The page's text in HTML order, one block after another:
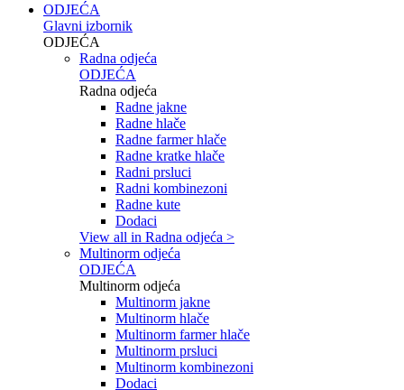
ODJEĆA
Glavni izbornik
ODJEĆA
Radna odjeća
ODJEĆA
Radna odjeća
Radne jakne
Radne hlače
Radne farmer hlače
Radne kratke hlače
Radni prsluci
Radni kombinezoni
Radne kute
Dodaci
View all in Radna odjeća >
Multinorm odjeća
ODJEĆA
Multinorm odjeća
Multinorm jakne
Multinorm hlače
Multinorm farmer hlače
Multinorm prsluci
Multinorm kombinezoni
Dodaci